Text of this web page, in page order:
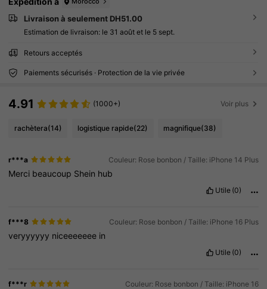
Livraison à seulement DH51.00
Estimation de livraison: le 31 août et le 5 sept.
Retours acceptés
Paiements sécurisés · Protection de la vie privée
4.91 (1000+) Voir plus
rachètera(14) logistique rapide(22) magnifique(38)
r***a Couleur: Rose bonbon / Taille: iPhone 14 Plus
Merci beaucoup Shein hub
Utile (0)
f***8 Couleur: Rose bonbon / Taille: iPhone 16 Plus
veryyyyyy niceeeeeee in
Utile (0)
f***r Couleur: Rose bonbon / Taille: iPhone 16